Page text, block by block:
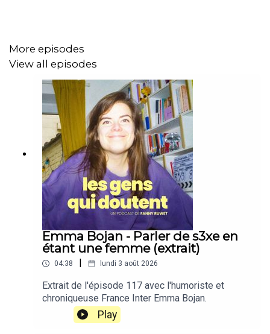
More episodes
View all episodes
Emma Bojan - Parler de s3xe en
étant une femme (extrait)
04:38 lundi 3 août 2026
Extrait de l'épisode 117 avec l'humoriste et
chroniqueuse France Inter Emma Bojan.
Play